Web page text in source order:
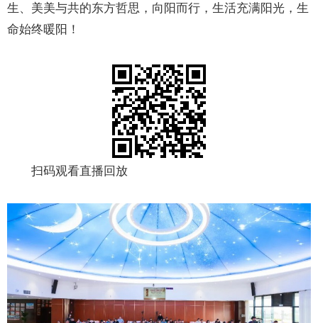
生、美美与共的东方哲思，向阳而行，生活充满阳光，生
命始终暖阳！
扫码观看直播回放